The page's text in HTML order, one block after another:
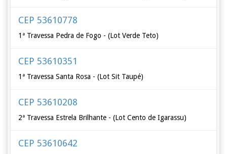
CEP 53610778
1ª Travessa Pedra de Fogo - (Lot Verde Teto)
CEP 53610351
1ª Travessa Santa Rosa - (Lot Sit Taupé)
CEP 53610208
2ª Travessa Estrela Brilhante - (Lot Cento de Igarassu)
CEP 53610642